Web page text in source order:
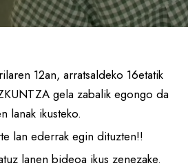
12an, arratsaldeko 16etatik
gela zabalik egongo da
lanak ikusteko.
lan ederrak egin dituzten!!
lanen bideoa ikus zenezake.